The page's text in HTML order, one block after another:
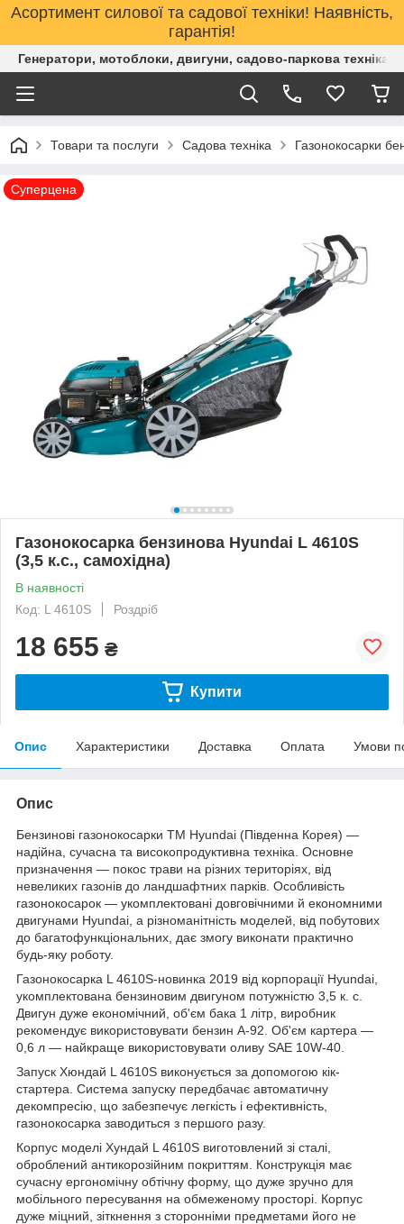
Асортимент силової та садової техніки! Наявність,
гарантія!
Генератори, мотоблоки, двигуни, садово-паркова техніка.
Товари та послуги Садова техніка Газонокосарки
Суперцена
Газонокосарка бензинова Hyundai L 4610S
(3,5 к.с., самохідна)
В наявності
Код: L 4610S
Роздріб
18 655 ₴
Купити
Опис Характеристики Доставка Оплата Умови
Опис
Бензинові газонокосарки ТМ Hyundai (Південна Корея) —
надійна, сучасна та високопродуктивна техніка. Основне
призначення — покос трави на різних територіях, від
невеликих газонів до ландшафтних парків. Особливість
газонокосарок — укомплектовані довговічними й економними
двигунами Hyundai, а різноманітність моделей, від побутових
до багатофункціональних, дає змогу виконати практично
будь-яку роботу.
Газонокосарка L 4610S-новинка 2019 від корпорації Hyundai,
укомплектована бензиновим двигуном потужністю 3,5 к. с.
Двигун дуже економічний, об'єм бака 1 літр, виробник
рекомендує використовувати бензин А-92. Об'єм картера —
0,6 л — найкраще використовувати оливу SAE 10W-40.
Запуск Хюндай L 4610S виконується за допомогою кік-
стартера. Система запуску передбачає автоматичну
декомпресію, що забезпечує легкість і ефективність,
газонокосарка заводиться з першого разу.
Корпус моделі Хундай L 4610S виготовлений зі сталі,
оброблений антикорозійним покриттям. Конструкція має
сучасну ергономічну обтічну форму, що дуже зручно для
мобільного пересування на обмеженому просторі. Корпус
дуже міцний, зіткнення з сторонніми предметами його не